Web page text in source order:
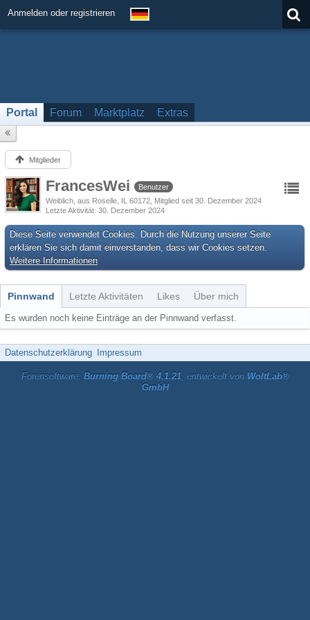
Anmelden oder registrieren
Portal Forum Marktplatz Extras
Mitglieder
FrancesWei
Benutzer
Weiblich aus Roselle, IL 60172 Mitglied seit 30. Dezember 2024
Letzte Aktivität 30. Dezember 2024
Diese Seite verwendet Cookies. Durch die Nutzung unserer Seite
erklären Sie sich damit einverstanden, dass wir Cookies setzen.
Weitere Informationen
Pinnwand Letzte Aktivitäten Likes Über mich
Es wurden noch keine Einträge an der Pinnwand verfasst.
Datenschutzerklärung Impressum
Forensoftware: Burning Board® 4.1.21, entwickelt von WoltLab®
GmbH